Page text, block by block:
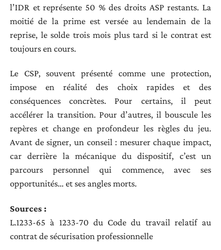
l’IDR et représente 50 % des droits ASP restants. La
moitié de la prime est versée au lendemain de la
reprise, le solde trois mois plus tard si le contrat est
toujours en cours.
Le CSP, souvent présenté comme une protection,
impose en réalité des choix rapides et des
conséquences concrètes. Pour certains, il peut
accélérer la transition. Pour d’autres, il bouscule les
repères et change en profondeur les règles du jeu.
Avant de signer, un conseil : mesurer chaque impact,
car derrière la mécanique du dispositif, c’est un
parcours personnel qui commence, avec ses
opportunités… et ses angles morts.
Sources :
L.1233-65 à 1233-70 du Code du travail relatif au
contrat de sécurisation professionnelle